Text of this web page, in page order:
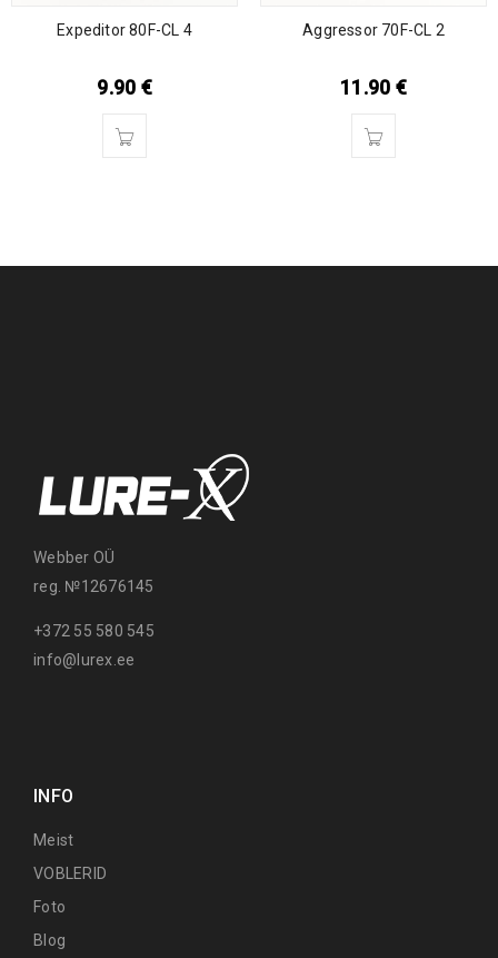
Expeditor 80F-CL 4
9.90 €
Aggressor 70F-CL 2
11.90 €
Webber OÜ
reg. №12676145
+372 55 580 545
info@lurex.ee
INFO
Meist
VOBLERID
Foto
Blog